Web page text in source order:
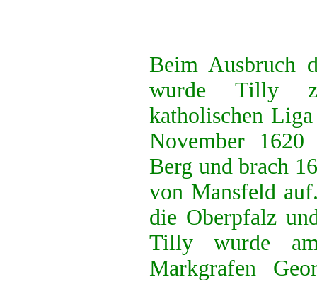
Beim Ausbruch
wurde Tilly
katholischen
November
Berg und brach
von Mansfeld
die Oberpfalz
Tilly wurde
Markgrafen